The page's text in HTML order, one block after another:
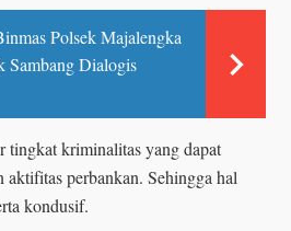
Polsek Majalengka
Sambang Dialogis
tingkat kriminalitas yang dapat
aktifitas perbankan. Sehingga hal
kondusif.